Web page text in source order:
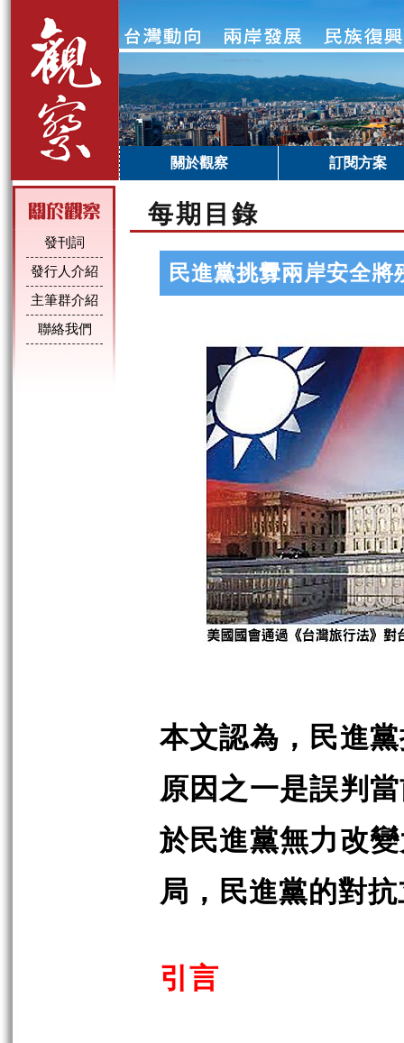
關於觀察 訂閱方案
發刊詞
發行人介紹
主筆群介紹
聯絡我們
每期目錄
民進黨挑釁兩岸安全將
本文認為，民進
原因之一是誤判
於民進黨無力改
局，民進黨的對
引言